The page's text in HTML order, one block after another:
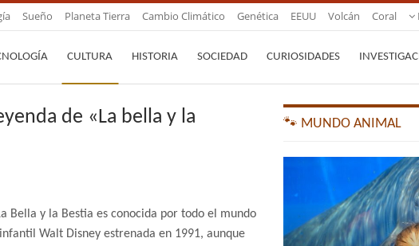
Sueño Planeta Tierra Cambio Climático Genética EEUU Volcán Coral
CULTURA HISTORIA SOCIEDAD CURIOSIDADES
de «La bella y la
Bella y la Bestia es conocida por todo el mundo
Walt Disney estrenada en 1991, aunque
🐾 MUNDO ANIMAL